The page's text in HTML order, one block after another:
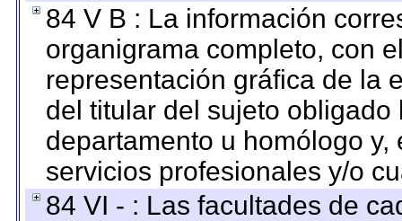
84 V B : La información
organigrama completo, con
representación gráfica de la
del titular del sujeto
departamento u homólogo
servicios profesionales y/o
84 VI - : Las facultades de